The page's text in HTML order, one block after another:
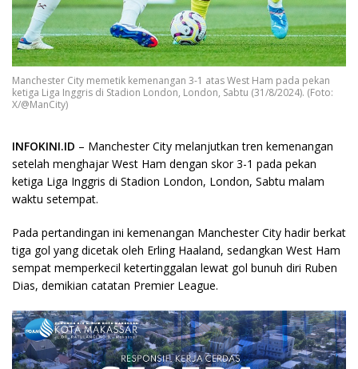
Manchester City memetik kemenangan 3-1 atas West Ham pada pekan
ketiga Liga Inggris di Stadion London, London, Sabtu (31/8/2024). (Foto:
X/@ManCity)
INFOKINI.ID – Manchester City melanjutkan tren kemenangan
setelah menghajar West Ham dengan skor 3-1 pada pekan
ketiga Liga Inggris di Stadion London, London, Sabtu malam
waktu setempat.
Pada pertandingan ini kemenangan Manchester City hadir berkat
tiga gol yang dicetak oleh Erling Haaland, sedangkan West Ham
sempat memperkecil ketertinggalan lewat gol bunuh diri Ruben
Dias, demikian catatan Premier League.